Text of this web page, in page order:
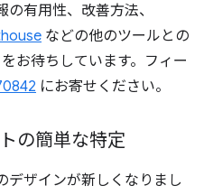
有用性、改善方法、
などの他のツールとの
お待ちしています。フィー
にお寄せください。
の簡単な特定
デザインが新しくなりまし